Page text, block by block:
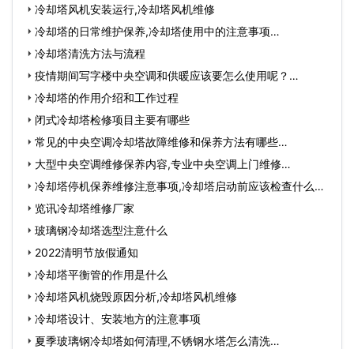
冷却塔风机安装运行,冷却塔风机维修
冷却塔的日常维护保养,冷却塔使用中的注意事项…
冷却塔清洗方法与流程
疫情期间写字楼中央空调和供暖应该要怎么使用呢？…
冷却塔的作用介绍和工作过程
闭式冷却塔检修项目主要有哪些
常见的中央空调冷却塔故障维修和保养方法有哪些…
大型中央空调维修保养内容,专业中央空调上门维修…
冷却塔停机保养维修注意事项,冷却塔启动前应该检查什么…
览讯冷却塔维修厂家
玻璃钢冷却塔选型注意什么
2022清明节放假通知
冷却塔平衡管的作用是什么
冷却塔风机烧毁原因分析,冷却塔风机维修
冷却塔设计、安装地方的注意事项
夏季玻璃钢冷却塔如何清理,不锈钢水塔怎么清洗…